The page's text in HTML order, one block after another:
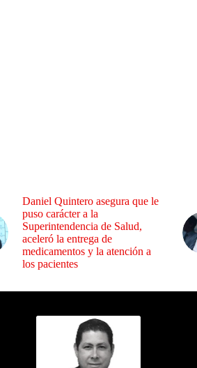
Daniel Quintero asegura que le
puso carácter a la
Superintendencia de Salud,
aceleró la entrega de
medicamentos y la atención a
los pacientes